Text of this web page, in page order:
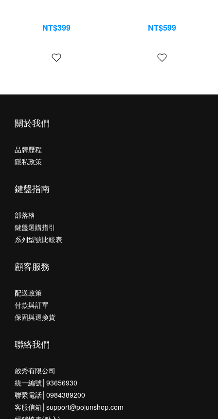
NT$399
NT$599
關於我們
品牌歷程
隱私政策
鍵盤指南
部落格
鍵盤選購指引
系列型號比較表
顧客服務
配送政策
付款與訂單
保固與退換貨
聯絡我們
啟秀有限公司
統一編號│93656930
聯繫電話│0984389200
客服信箱│support@pojunshop.com